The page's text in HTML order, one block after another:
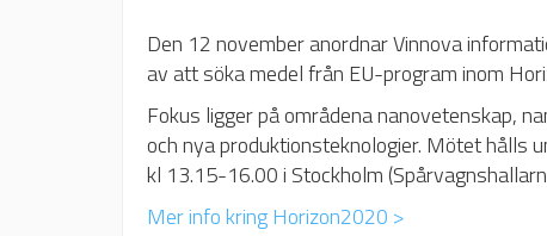
Den 12 november anordnar Vinnova
av att söka medel från EU-program inom
Fokus ligger på områdena nanovetenskap,
och nya produktionsteknologier. Mötet hålls
kl 13.15-16.00 i Stockholm
Mer info kring Horizon2020 >